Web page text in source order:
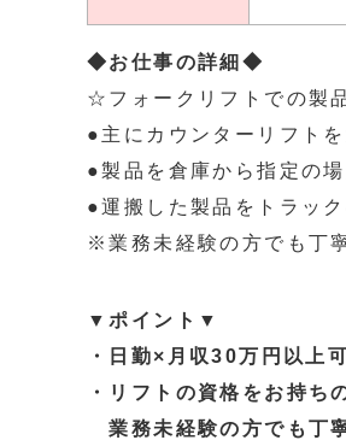
◆お仕事の詳細◆
☆フォークリフトでの製
●主にカウンターリフト
●製品を倉庫から指定の
●運搬した製品をトラッ
※業務未経験の方でも丁
▼ポイント▼
・日勤×月収30万円以上
・リフトの資格をお持ち
業務未経験の方でも丁